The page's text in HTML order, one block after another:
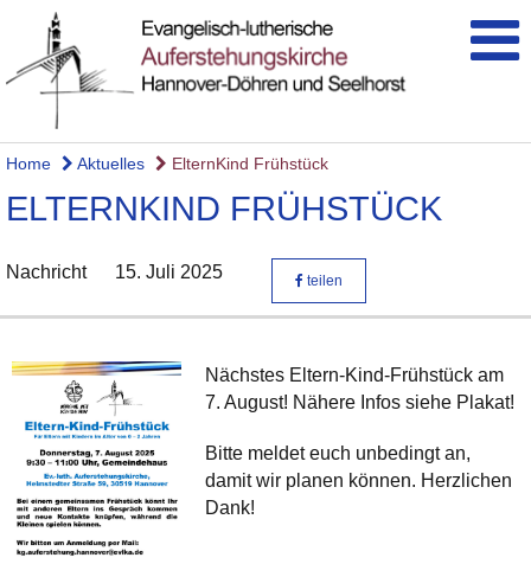
Home Aktuelles ElternKind Frühstück
ELTERNKIND FRÜHSTÜCK
Nachricht 15. Juli 2025 teilen
Nächstes Eltern-Kind-Frühstück am
7. August! Nähere Infos siehe Plakat!
Bitte meldet euch unbedingt an,
damit wir planen können. Herzlichen
Dank!